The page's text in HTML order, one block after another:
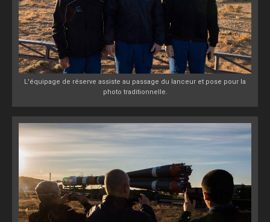
L'équipage de réserve assiste au passage du lanceur et pose pour la
photo traditionnelle.